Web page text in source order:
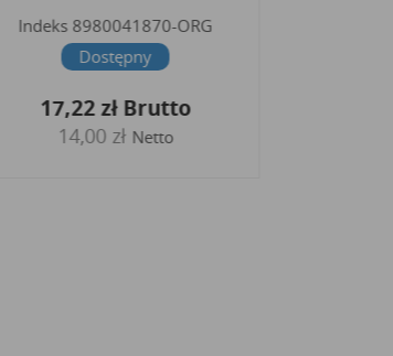
Indeks 8980041870-ORG
Dostępny
17,22 złBrutto
14,00 zł Netto